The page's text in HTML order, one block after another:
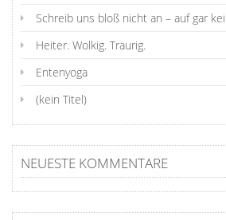
Schreib uns bloß nicht an – auf gar
Heiter. Wolkig. Traurig.
Entenyoga
(kein Titel)
NEUESTE KOMMENTARE